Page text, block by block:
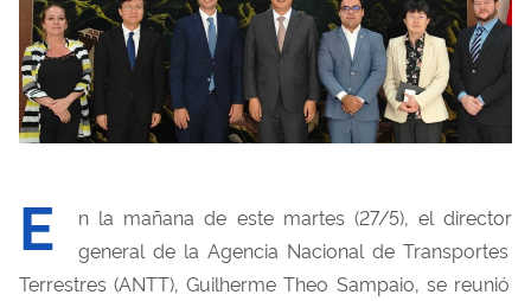
E n la mañana de este martes (27/5), el director
general de la Agencia Nacional de Transportes
Terrestres(ANTT), Guilherme Theo Sampaio, se reunió